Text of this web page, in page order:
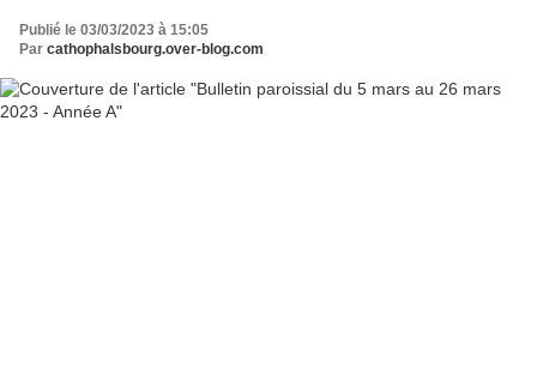
Publié le 03/03/2023 à 15:05
Par cathophalsbourg.over-blog.com